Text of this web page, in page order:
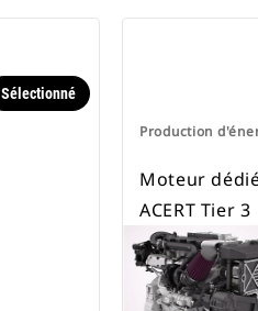
Sélectionné
Production
Moteur
ACERT Tier 3